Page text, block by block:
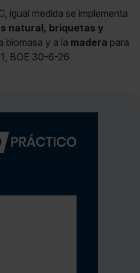
igual medida se implementa
natural, briquetas y
biomasa y a la madera para
BOE 30-6-26